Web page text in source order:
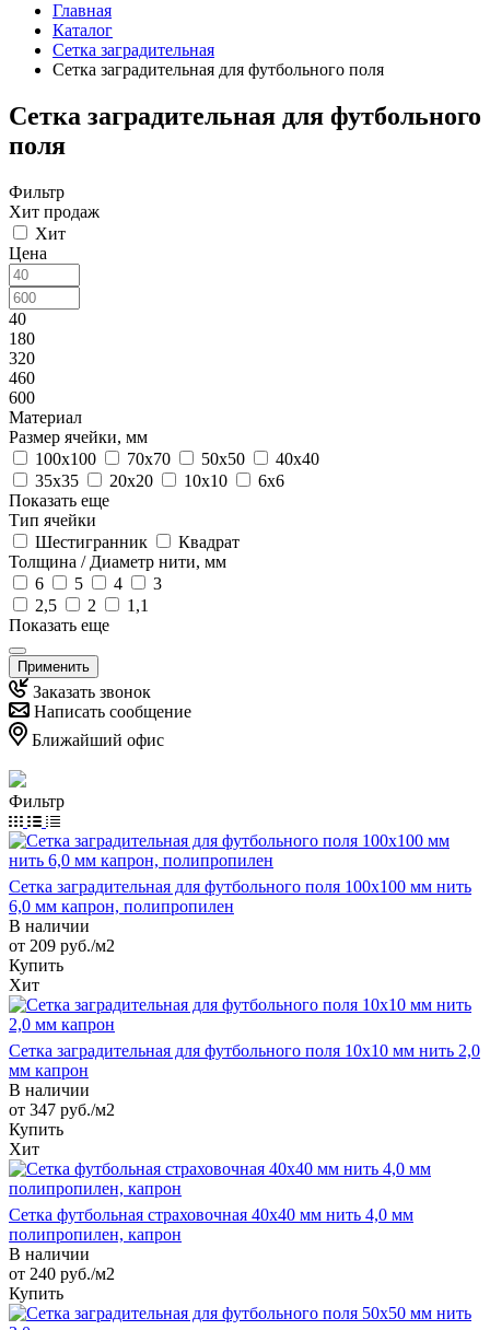
Главная
Каталог
Сетка заградительная
Сетка заградительная для футбольного поля
Сетка заградительная для футбольного
поля
Фильтр
Хит продаж
Хит
Цена
40
180
320
460
600
Материал
Размер ячейки, мм
100х100
70х70 50х50
40х40
35х35
20х20 10х10
6х6
Показать еще
Тип ячейки
Шестигранник
Квадрат
Толщина / Диаметр нити, мм
6
5 4
3
2,5
2
1,1
Показать еще
Применить
Заказать звонок
Написать сообщение
Ближайший офис
Фильтр
Сетка заградительная для футбольного поля 100х100 мм нить
6,0 мм капрон, полипропилен
В наличии
от 209 руб./м2
Купить
Хит
Сетка заградительная для футбольного поля 10х10 мм нить 2,0
мм капрон
В наличии
от 347 руб./м2
Купить
Хит
Сетка футбольная страховочная 40х40 мм нить 4,0 мм
полипропилен, капрон
В наличии
от 240 руб./м2
Купить